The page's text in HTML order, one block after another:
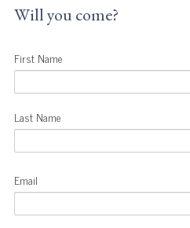
Will you come?
First Name
Last Name
Email